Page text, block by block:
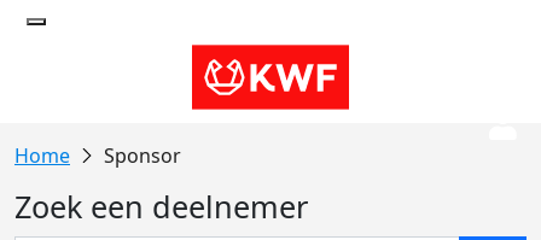
Sponsor
Zoek een deelnemer